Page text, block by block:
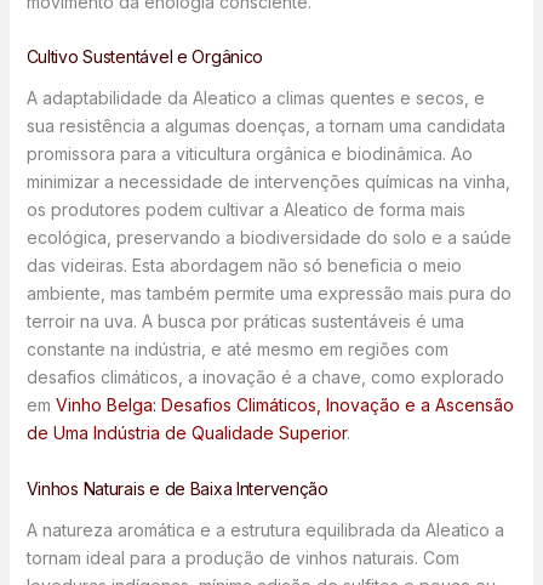
Cultivo Sustentável e Orgânico
A adaptabilidade da Aleatico a climas quentes e secos, e
sua resistência a algumas doenças, a tornam uma candidata
promissora para a viticultura orgânica e biodinâmica. Ao
minimizar a necessidade de intervenções químicas na vinha,
os produtores podem cultivar a Aleatico de forma mais
ecológica, preservando a biodiversidade do solo e a saúde
das videiras. Esta abordagem não só beneficia o meio
ambiente, mas também permite uma expressão mais pura do
terroir na uva. A busca por práticas sustentáveis é uma
constante na indústria, e até mesmo em regiões com
desafios climáticos, a inovação é a chave, como explorado
em Vinho Belga: Desafios Climáticos, Inovação e a Ascensão
de Uma Indústria de Qualidade Superior.
Vinhos Naturais e de Baixa Intervenção
A natureza aromática e a estrutura equilibrada da Aleatico a
tornam ideal para a produção de vinhos naturais. Com